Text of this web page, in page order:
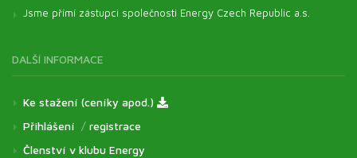
Jsme přímí zástupci společnosti Energy Czech Republic a.s.
DALŠÍ INFORMACE
Ke stažení (ceníky apod.)
Přihlášení / registrace
Členství v klubu Energy